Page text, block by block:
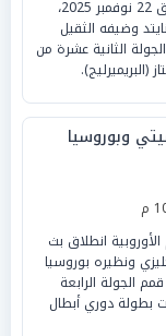
لا صوت يعلو اليوم السبت، الموافق 22 نوفمبر 2025،
وضيفه الثقيل
الثانية عشرة من
(البريميرليج).
وبوروسيا
انطلاق بث
ونظيره بوروسيا
الجولة الرابعة
دوري أبطال